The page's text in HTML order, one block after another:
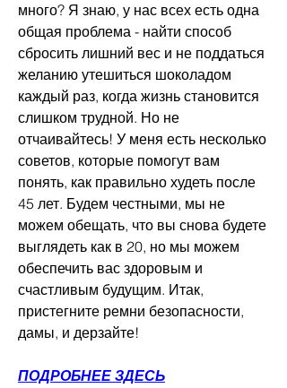
много? Я знаю, у нас всех есть одна
общая проблема - найти способ
сбросить лишний вес и не поддаться
желанию утешиться шоколадом
каждый раз, когда жизнь становится
слишком трудной. Но не
отчаивайтесь! У меня есть несколько
советов, которые помогут вам
понять, как правильно худеть после
45 лет. Будем честными, мы не
можем обещать, что вы снова будете
выглядеть как в 20, но мы можем
обеспечить вас здоровым и
счастливым будущим. Итак,
пристегните ремни безопасности,
дамы, и дерзайте!
ПОДРОБНЕЕ ЗДЕСЬ